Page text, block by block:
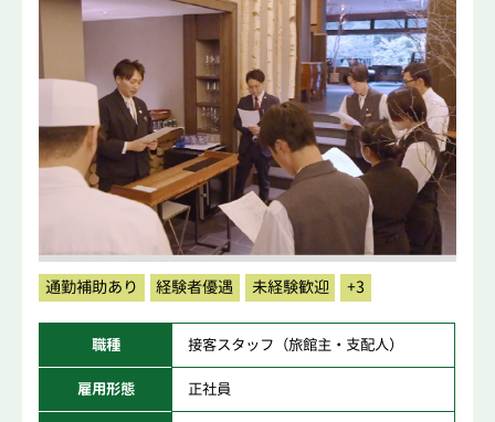
通勤補助あり 経験者優遇 未経験歓迎 +3
職種 接客スタッフ（旅館主・支配人）
雇用形態 正社員